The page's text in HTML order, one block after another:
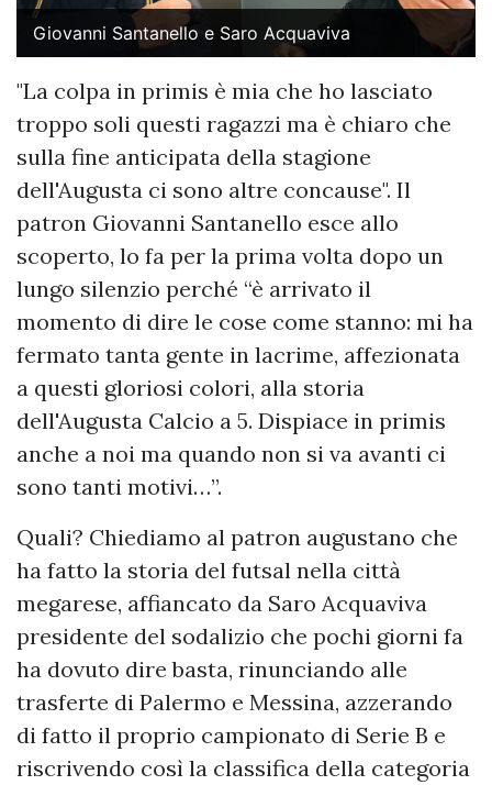
Giovanni Santanello e Saro Acquaviva
"La colpa in primis è mia che ho lasciato
troppo soli questi ragazzi ma è chiaro che
sulla fine anticipata della stagione
dell'Augusta ci sono altre concause". Il
patron Giovanni Santanello esce allo
scoperto, lo fa per la prima volta dopo un
lungo silenzio perché “è arrivato il
momento di dire le cose come stanno: mi ha
fermato tanta gente in lacrime, affezionata
a questi gloriosi colori, alla storia
dell'Augusta Calcio a 5. Dispiace in primis
anche a noi ma quando non si va avanti ci
sono tanti motivi…”.
Quali? Chiediamo al patron augustano che
ha fatto la storia del futsal nella città
megarese, affiancato da Saro Acquaviva
presidente del sodalizio che pochi giorni fa
ha dovuto dire basta, rinunciando alle
trasferte di Palermo e Messina, azzerando
di fatto il proprio campionato di Serie B e
riscrivendo così la classifica della categoria